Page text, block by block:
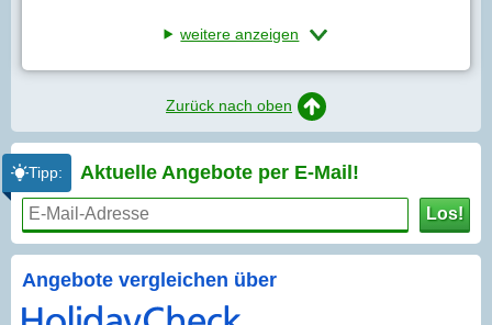
weitere anzeigen
Zurück nach oben
Tipp: Aktuelle Angebote per E-Mail!
Los!
Angebote vergleichen über